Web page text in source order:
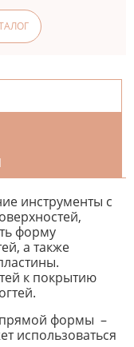
инструменты с
форму
а также
к покрытию
прямой формы –
использоваться